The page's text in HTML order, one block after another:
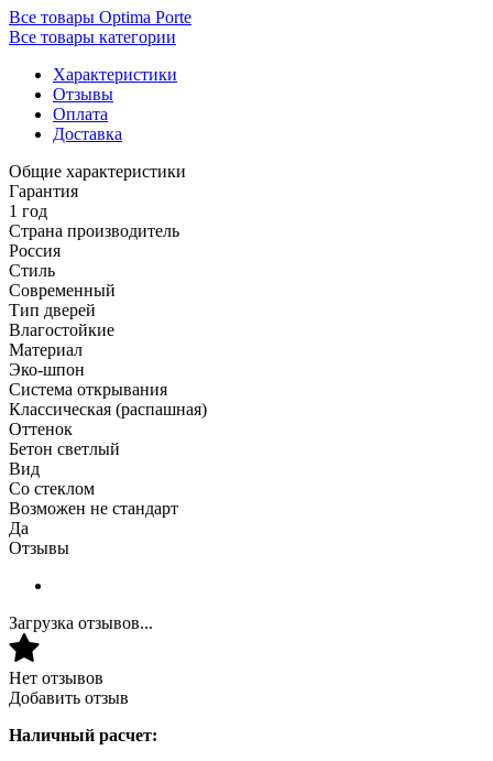
Все товары Optima Porte
Все товары категории
Характеристики
Отзывы
Оплата
Доставка
Общие характеристики
Гарантия
1 год
Страна производитель
Россия
Стиль
Современный
Тип дверей
Влагостойкие
Материал
Эко-шпон
Система открывания
Классическая (распашная)
Оттенок
Бетон светлый
Вид
Со стеклом
Возможен не стандарт
Да
Отзывы
Загрузка отзывов...
Нет отзывов
Добавить отзыв
Наличный расчет: